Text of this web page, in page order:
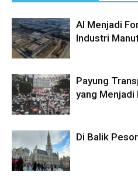
AI Menjadi
Industri
Payung
yang Menjadi
Di Balik